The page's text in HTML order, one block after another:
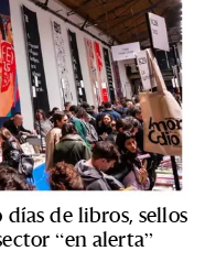
de libros, sellos
“en alerta”